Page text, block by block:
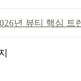
년 뷰티 핵심 트렌드,